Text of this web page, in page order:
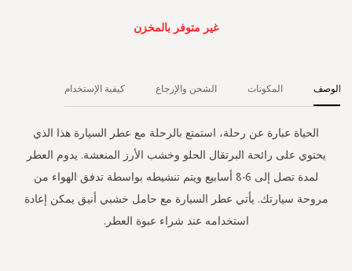
غير متوفر بالمخزن
الوصف
الحياة عبارة عن رحلة، استمتع بالرحلة مع عطر السيارة هذا الذي
يحتوي على رائحة البرتقال الحلو وخشب الأرز المنعشة. يدوم العطر
لمدة تصل إلى 6-8 أسابيع ويتم تنشيطه بواسطة تدفق الهواء من
مروحة سيارتك. يأتي عطر السيارة مع حامل خشبي أنيق يمكن إعادة
استخدامه عند شراء عبوة العطر.
المكونات الشحن والإرجاع كيفية الإستخدام